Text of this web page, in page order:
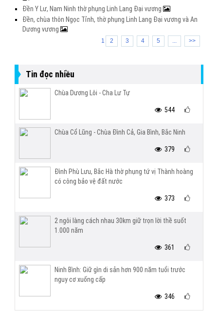
Đền Y Lư, Nam Ninh thờ phụng Linh Lang Đại vương
Đền, chùa thôn Ngọc Tỉnh, thờ phụng Linh Lang Đại vương và An
Dương vương
1 2 3 4 5 ... >>
Tin đọc nhiều
Chùa Dương Lôi - Cha Lư Tự
544
Chùa Cổ Lũng - Chùa Đình Cả, Gia Bình, Bắc Ninh
379
Đình Phù Lưu, Bắc Hà thờ phụng tứ vị Thành hoàng
có công bảo vệ đất nước
373
2 ngôi làng cách nhau 30km giữ trọn lời thề suốt
1.000 năm
361
Ninh Bình: Giữ gìn di sản hơn 900 năm tuổi trước
nguy cơ xuống cấp
346